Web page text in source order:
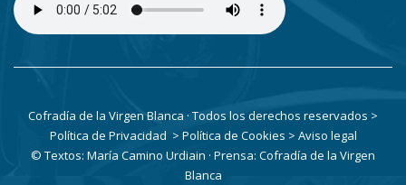
Cofradía de la Virgen Blanca · Todos los derechos reservados >
Política de Privacidad > Política de Cookies > Aviso legal
© Textos: María Camino Urdiain · Prensa: Cofradía de la Virgen
Blanca